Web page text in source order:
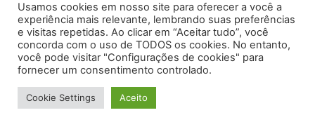
Jooble
Copyright © 2026 2 Via Faturas | Powered by
Astra para WordPress
Usamos cookies em nosso site para oferecer a você a
experiência mais relevante, lembrando suas preferências
e visitas repetidas. Ao clicar em “Aceitar tudo”, você
concorda com o uso de TODOS os cookies. No entanto,
você pode visitar "Configurações de cookies" para
fornecer um consentimento controlado.
Cookie Settings Aceito